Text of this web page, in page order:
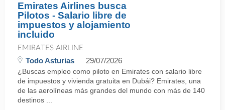
Emirates Airlines busca
Pilotos - Salario libre de
impuestos y alojamiento
incluido
EMIRATES AIRLINE
Todo Asturias 29/07/2026
¿Buscas empleo como piloto en Emirates con salario libre
de impuestos y vivienda gratuita en Dubái? Emirates, una
de las aerolíneas más grandes del mundo con más de 140
destinos ...